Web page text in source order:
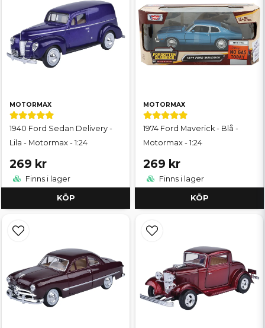
MOTORMAX
1940 Ford Sedan Delivery -
Lila - Motormax - 1:24
269 kr
Finns i lager
KÖP
MOTORMAX
1974 Ford Maverick - Blå -
Motormax - 1:24
269 kr
Finns i lager
KÖP